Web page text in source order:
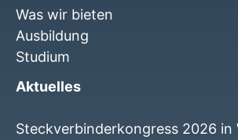
Was wir bieten
Ausbildung
Studium
Aktuelles
Steckverbinderkongress 2026 in